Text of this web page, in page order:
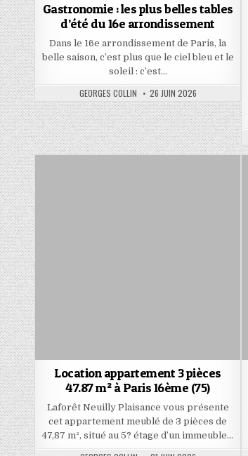
Gastronomie : les plus belles tables
d’été du 16e arrondissement
Dans le 16e arrondissement de Paris, la
belle saison, c’est plus que le ciel bleu et le
soleil : c’est…
AUTHOR:
GEORGES COLLIN PUBLISHED
DATE:
26 JUIN 2026
Location appartement 3 pièces
47.87 m² à Paris 16ème (75)
Laforêt Neuilly Plaisance vous présente
cet appartement meublé de 3 pièces de
47,87 m², situé au 5? étage d’un immeuble…